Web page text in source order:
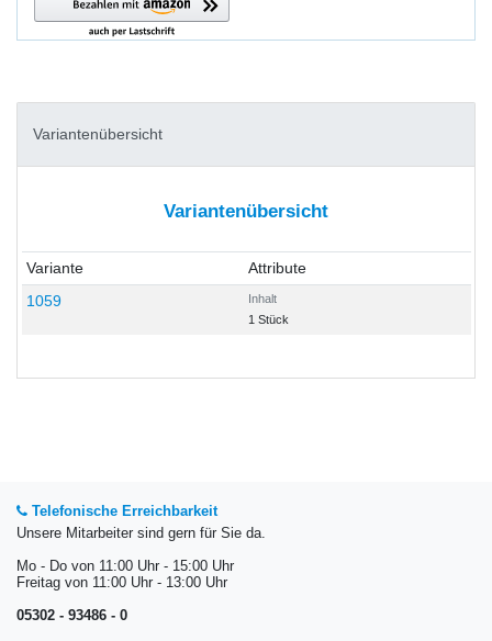
Variantenübersicht
Variantenübersicht
Variante
Attribute
1059
Inhalt
1 Stück
Telefonische Erreichbarkeit
Unsere Mitarbeiter sind gern für Sie da.
Mo - Do von 11:00 Uhr - 15:00 Uhr
Freitag von 11:00 Uhr - 13:00 Uhr
05302 - 93486 - 0